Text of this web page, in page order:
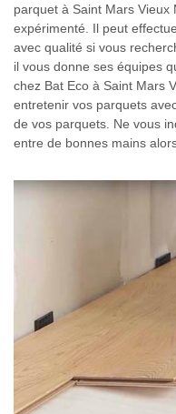
parquet à Saint Mars Vieux
expérimenté. Il peut
avec qualité si vous
il vous donne ses équipes
chez Bat Eco à Saint Mars
entretenir vos parquets
de vos parquets. Ne vous
entre de bonnes mains